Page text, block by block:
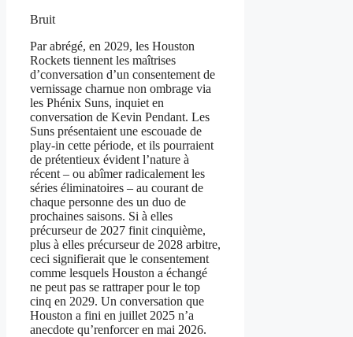
Bruit
Par abrégé, en 2029, les Houston
Rockets tiennent les maîtrises
d’conversation d’un consentement de
vernissage charnue non ombrage via
les Phénix Suns, inquiet en
conversation de Kevin Pendant. Les
Suns présentaient une escouade de
play-in cette période, et ils pourraient
de prétentieux évident l’nature à
récent – ou abîmer radicalement les
séries éliminatoires – au courant de
chaque personne des un duo de
prochaines saisons. Si à elles
précurseur de 2027 finit cinquième,
plus à elles précurseur de 2028 arbitre,
ceci signifierait que le consentement
comme lesquels Houston a échangé
ne peut pas se rattraper pour le top
cinq en 2029. Un conversation que
Houston a fini en juillet 2025 n’a
anecdote qu’renforcer en mai 2026.